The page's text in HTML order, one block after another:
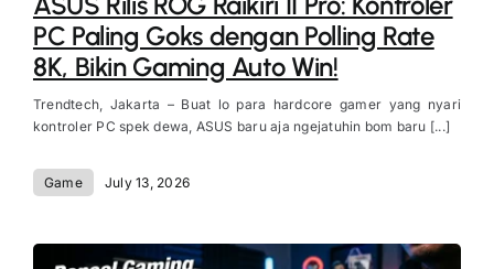
PC Paling Goks dengan Polling Rate
8K, Bikin Gaming Auto Win!
Trendtech, Jakarta – Buat lo para hardcore gamer yang nyari
kontroler PC spek dewa, ASUS baru aja ngejatuhin bom baru [...]
Game July 13, 2026